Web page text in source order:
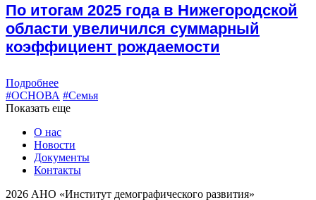
По итогам 2025 года в Нижегородской
области увеличился суммарный
коэффициент рождаемости
Подробнее
#ОСНОВА #Семья
Показать еще
О нас
Новости
Документы
Контакты
2026 АНО «Институт демографического развития»